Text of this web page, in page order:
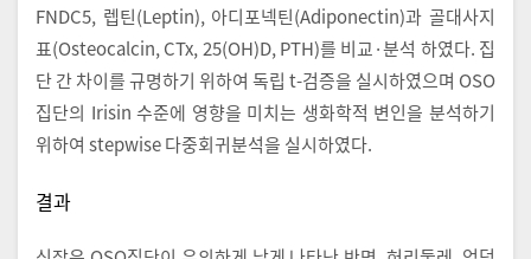
FNDC5, 렙틴(Leptin), 아디포넥틴(Adiponectin)과 골대사지
표(Osteocalcin, CTx, 25(OH)D, PTH)를 비교·분석 하였다. 집
단 간 차이를 규명하기 위하여 독립 t-검증을 실시하였으며 OSO
집단의 Irisin 수준에 영향을 미치는 생화학적 변인을 분석하기
위하여 stepwise 다중회귀분석을 실시하였다.
결과